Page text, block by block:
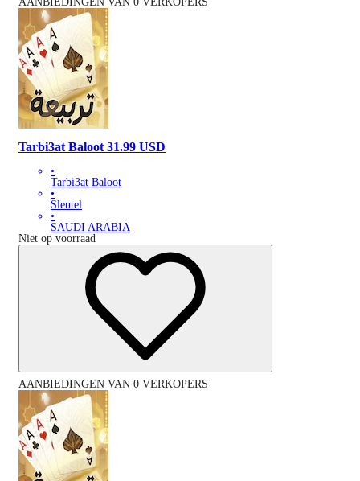
Tarbi3at Baloot 31.99 USD
•
Tarbi3at Baloot
•
Sleutel
•
SAUDI ARABIA
Niet op voorraad
AANBIEDINGEN VAN 0 VERKOPERS